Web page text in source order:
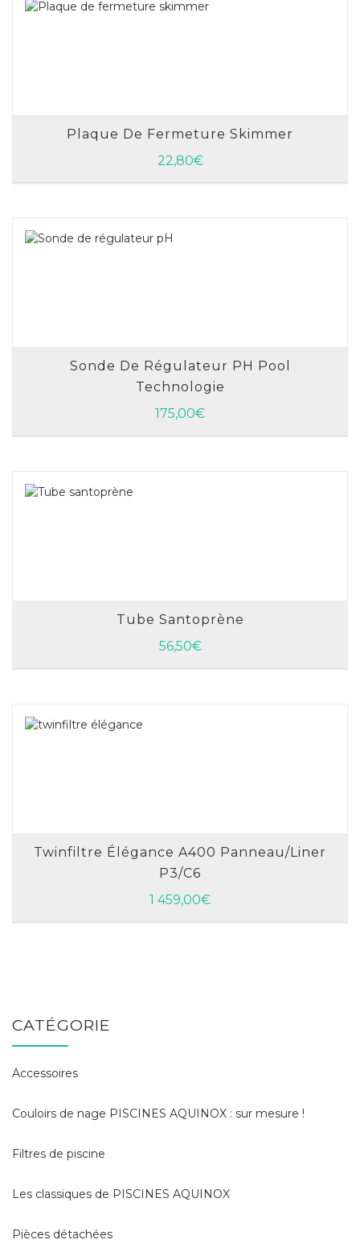
Plaque De Fermeture Skimmer
22,80€
AJOUTER AU PANIER
Sonde De Régulateur PH Pool
Technologie
175,00€
AJOUTER AU PANIER
Tube Santoprène
56,50€
AJOUTER AU PANIER
Twinfiltre Élégance A400 Panneau/liner
P3/C6
1 459,00€
CATÉGORIE
Accessoires
Couloirs de nage PISCINES AQUINOX : sur mesure !
Filtres de piscine
Les classiques de PISCINES AQUINOX
Pièces détachées